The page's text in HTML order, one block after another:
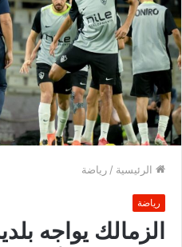
الرئيسية / رياضة
رياضة
الزمالك يواجه